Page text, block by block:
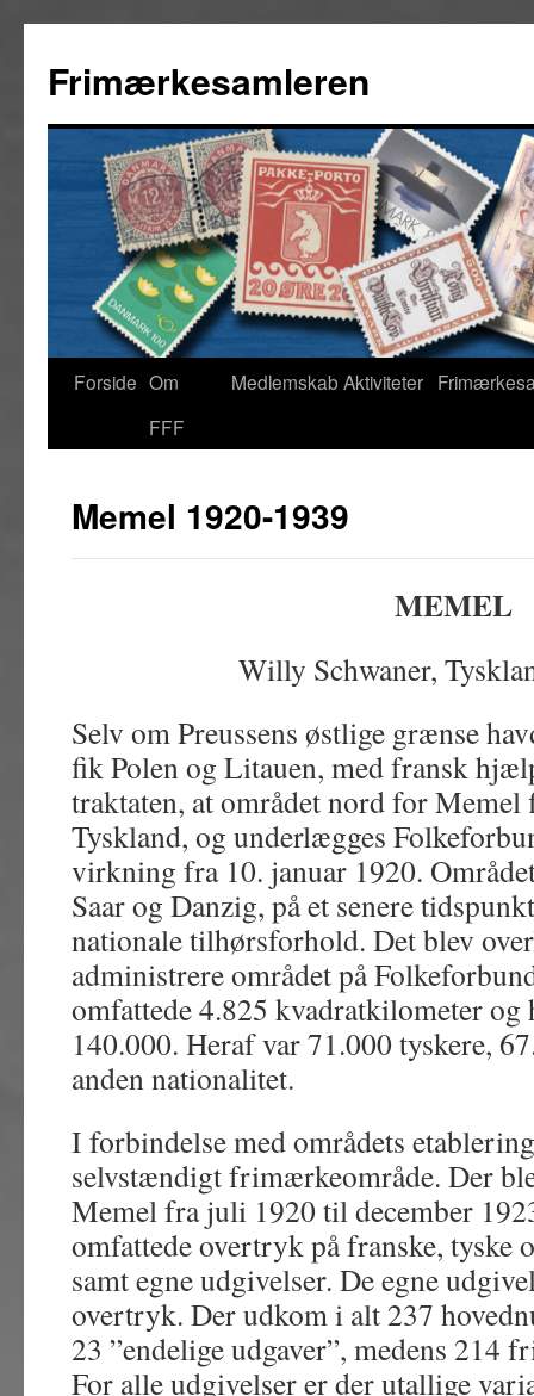
indhold
Frimærkesamleren
Forside Om
FFF
Medlemskab Aktiviteter
Memel 1920-1939
MEMEL
Willy Schwaner,
Selv om Preussens østlige grænse
fik Polen og Litauen, med fransk
traktaten, at området nord for
Tyskland, og underlægges
virkning fra 10. januar 1920.
Saar og Danzig, på et senere
nationale tilhørsforhold. Det blev
administrere området på
omfattede 4.825 kvadratkilometer og
140.000. Heraf var 71.000 tyskere,
anden nationalitet.
I forbindelse med områdets
selvstændigt frimærkeområde. Der
Memel fra juli 1920 til december
omfattede overtryk på franske,
samt egne udgivelser. De egne
overtryk. Der udkom i alt 237
23 ”endelige udgaver”, medens 214
For alle udgivelser er der utallige